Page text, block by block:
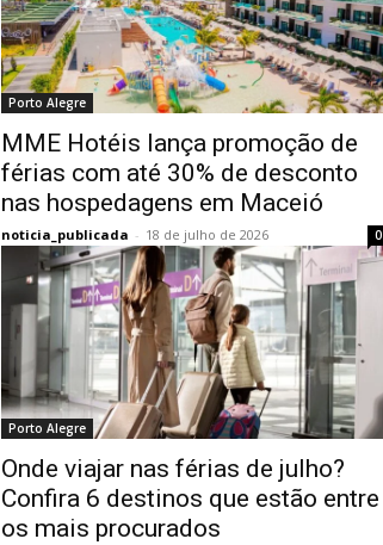
Porto Alegre
MME Hotéis lança promoção de
férias com até 30% de desconto
nas hospedagens em Maceió
noticia_publicada - 18 de julho de 2026 0
Porto Alegre
Onde viajar nas férias de julho?
Confira 6 destinos que estão entre
os mais procurados